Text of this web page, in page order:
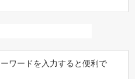
ワードを入力すると便利で